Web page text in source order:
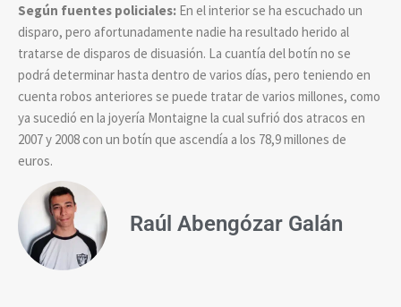
Según fuentes policiales: En el interior se ha escuchado un
disparo, pero afortunadamente nadie ha resultado herido al
tratarse de disparos de disuasión. La cuantía del botín no se
podrá determinar hasta dentro de varios días, pero teniendo en
cuenta robos anteriores se puede tratar de varios millones, como
ya sucedió en la joyería Montaigne la cual sufrió dos atracos en
2007 y 2008 con un botín que ascendía a los 78,9 millones de
euros.
Raúl Abengózar Galán